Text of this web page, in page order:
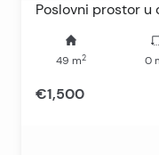
Poslovni prostor u
49 m2 0
€1,500